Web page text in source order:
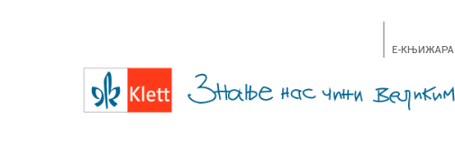
E-КЊИЖАРА